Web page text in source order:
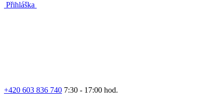
Přihláška
+420 603 836 740 7:30 - 17:00 hod.